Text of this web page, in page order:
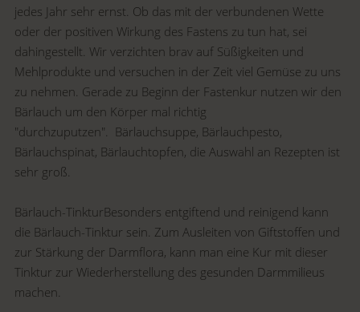
jedes Jahr sehr ernst. Ob das mit der verbundenen Wette
oder der positiven Wirkung des Fastens zu tun hat, sei
dahingestellt. Wir verzichten brav auf Süßigkeiten und
Mehlprodukte und versuchen in der Zeit viel Gemüse zu uns
zu nehmen. Gerade zu Beginn der Fastenkur nutzen wir den
Bärlauch um den Körper mal richtig
"durchzuputzen". Bärlauchsuppe, Bärlauchpesto,
Bärlauchspinat, Bärlauchtopfen, die Auswahl an Rezepten ist
sehr groß.
Bärlauch-TinkturBesonders entgiftend und reinigend kann
die Bärlauch-Tinktur sein. Zum Ausleiten von Giftstoffen und
zur Stärkung der Darmflora, kann man eine Kur mit dieser
Tinktur zur Wiederherstellung des gesunden Darmmilieus
machen.